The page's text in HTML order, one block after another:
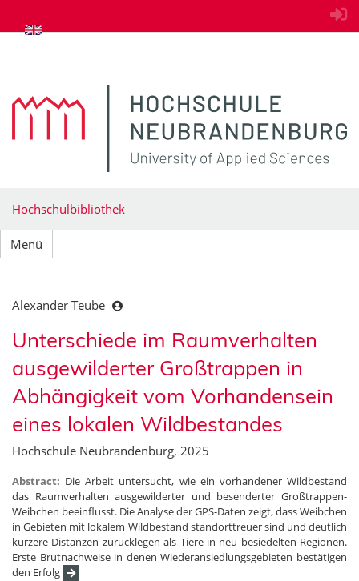
zum Inhalt springen
Hochschulbibliothek
Menü
Alexander Teube
Unterschiede im Raumverhalten
ausgewilderter Großtrappen in
Abhängigkeit vom Vorhandensein
eines lokalen Wildbestandes
Hochschule Neubrandenburg, 2025
Abstract: Die Arbeit untersucht, wie ein vorhandener Wildbestand
das Raumverhalten ausgewilderter und besenderter Großtrappen-
Weibchen beeinflusst. Die Analyse der GPS-Daten zeigt, dass Weibchen
in Gebieten mit lokalem Wildbestand standorttreuer sind und deutlich
kürzere Distanzen zurücklegen als Tiere in neu besiedelten Regionen.
Erste Brutnachweise in denen Wiederansiedlungsgebieten bestätigen
den Erfolg